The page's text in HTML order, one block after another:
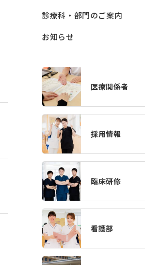
診療科・部門のご案内
お知らせ
医療関係者
採用情報
臨床研修
看護部